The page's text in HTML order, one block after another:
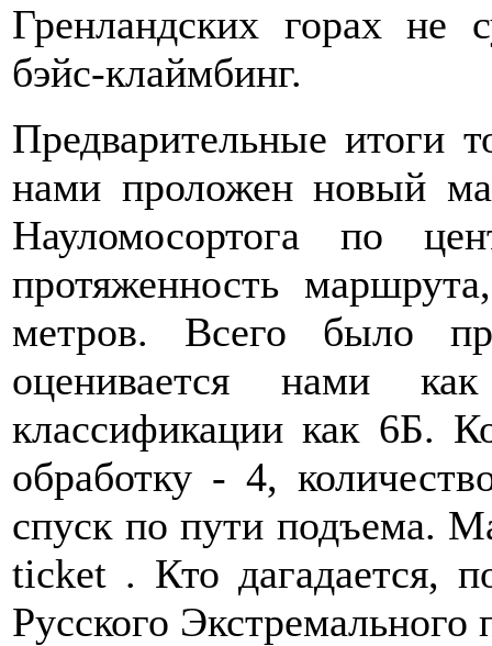
Гренландских горах не
бэйс-клаймбинг.
Предварительные итоги
нами проложен новый
Науломосортога по
протяженность
метров. Всего было
оценивается нами
классификации как 6Б.
обработку - 4,
спуск по пути подъема.
ticket . Кто дагадается,
Русского